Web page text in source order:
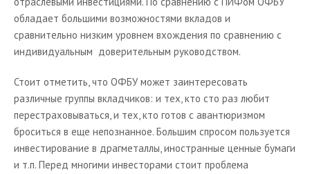
обладает большими возможностями вкладов и
сравнительно низким уровнем вхождения по сравнению с
индивидуальным доверительным руководством.
Стоит отметить, что ОФБУ может заинтересовать
различные группы вкладчиков: и тех, кто сто раз любит
перестраховываться, и тех, кто готов с авантюризмом
броситься в еще непознанное. Большим спросом пользуется
инвестирование в драгметаллы, иностранные ценные бумаги
и т.п. Перед многими инвесторами стоит проблема